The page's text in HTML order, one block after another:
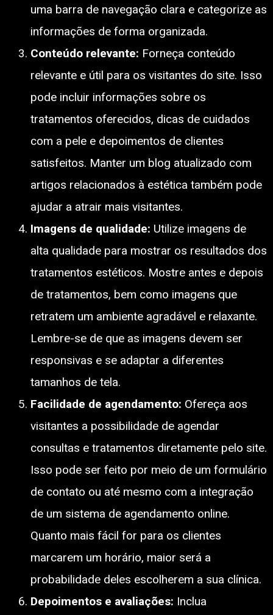
uma barra de navegação clara e categorize as
informações de forma organizada.
Conteúdo relevante: Forneça conteúdo
relevante e útil para os visitantes do site. Isso
pode incluir informações sobre os
tratamentos oferecidos, dicas de cuidados
com a pele e depoimentos de clientes
satisfeitos. Manter um blog atualizado com
artigos relacionados à estética também pode
ajudar a atrair mais visitantes.
Imagens de qualidade: Utilize imagens de
alta qualidade para mostrar os resultados dos
tratamentos estéticos. Mostre antes e depois
de tratamentos, bem como imagens que
retratem um ambiente agradável e relaxante.
Lembre-se de que as imagens devem ser
responsivas e se adaptar a diferentes
tamanhos de tela.
Facilidade de agendamento: Ofereça aos
visitantes a possibilidade de agendar
consultas e tratamentos diretamente pelo site.
Isso pode ser feito por meio de um formulário
de contato ou até mesmo com a integração
de um sistema de agendamento online.
Quanto mais fácil for para os clientes
marcarem um horário, maior será a
probabilidade deles escolherem a sua clínica.
Depoimentos e avaliações: Inclua